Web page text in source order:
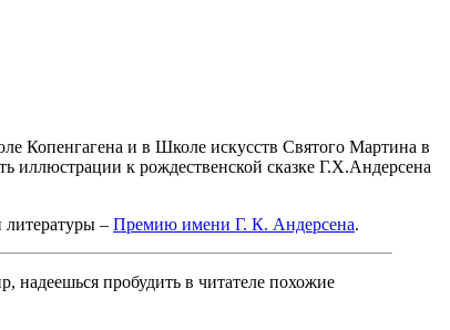
Копенгагена и в Школе искусств Святого Мартина в
иллюстрации к рождественской сказке Г.Х.Андерсена
– Премию имени Г. К. Андерсена.
надеешься пробудить в читателе похожие